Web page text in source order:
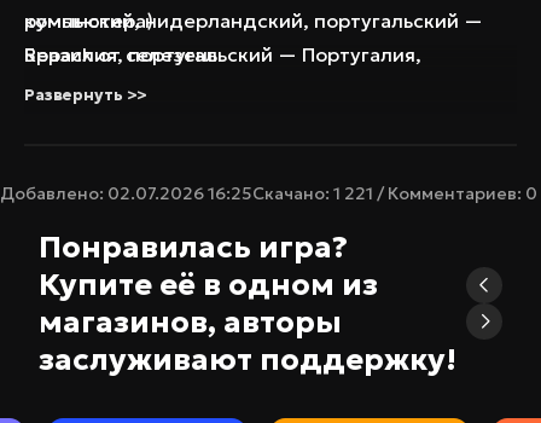
румынский, нидерландский, португальский —
Бразилия, португальский — Португалия,
вьетнамский, корейский, украинский
компьютера)
Repack от селезень
Развернуть >>
Добавлено: 02.07.2026 16:25Скачано: 1 221 / Комментариев: 0
Понравилась игра?
Купите её в одном из
магазинов, авторы
заслуживают поддержку!